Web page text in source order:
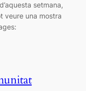
setmana,
veure una mostra